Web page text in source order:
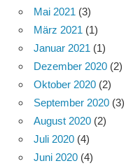
Mai 2021 (3)
März 2021 (1)
Januar 2021 (1)
Dezember 2020 (2)
Oktober 2020 (2)
September 2020 (3)
August 2020 (2)
Juli 2020 (4)
Juni 2020 (4)